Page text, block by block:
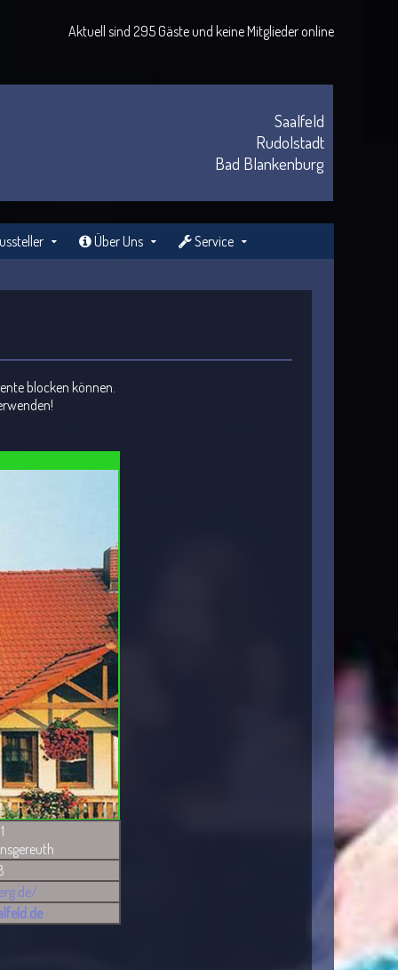
Aktuell sind 295 Gäste und keine Mitglieder online
Saalfeld
Rudolstadt
Bad Blankenburg
Über Uns Service
blocken können.